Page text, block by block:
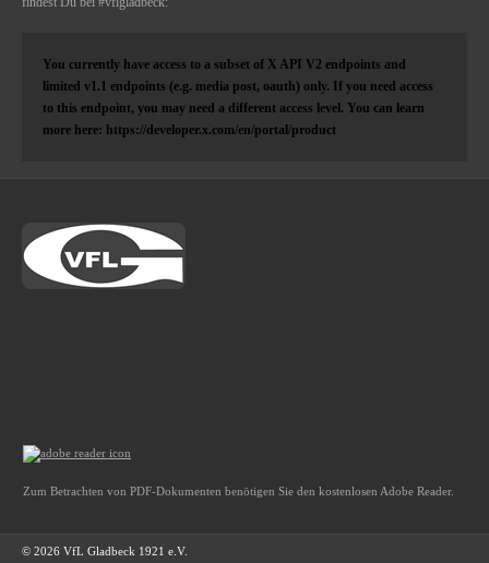
You currently have access to a subset of X API V2 endpoints and
limited v1.1 endpoints (e.g. media post, oauth) only. If you need access
to this endpoint, you may need a different access level. You can learn
more here: https://developer.x.com/en/portal/product
Zum Betrachten von PDF-Dokumenten benötigen Sie den kostenlosen Adobe Reader.
© 2026 VfL Gladbeck 1921 e.V.